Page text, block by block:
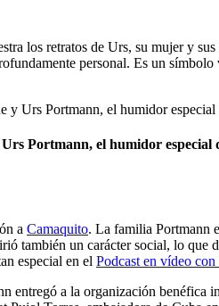
los retratos de Urs, su mujer y
personal. Es un
Portmann, el humidor
a Camaquito. La familia Portmann
también un carácter social, lo
especial en el Podcast en vídeo